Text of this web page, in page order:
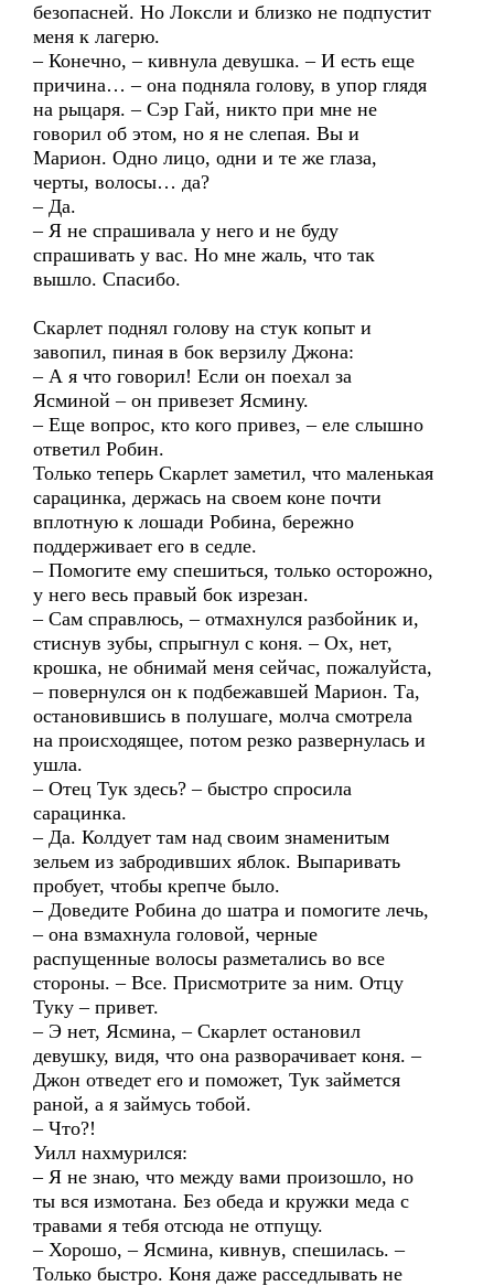
безопасней. Но Локсли и близко не подпустит
меня к лагерю.
– Конечно, – кивнула девушка. – И есть еще
причина… – она подняла голову, в упор глядя
на рыцаря. – Сэр Гай, никто при мне не
говорил об этом, но я не слепая. Вы и
Марион. Одно лицо, одни и те же глаза,
черты, волосы… да?
– Да.
– Я не спрашивала у него и не буду
спрашивать у вас. Но мне жаль, что так
вышло. Спасибо.
Скарлет поднял голову на стук копыт и
завопил, пиная в бок верзилу Джона:
– А я что говорил! Если он поехал за
Ясминой – он привезет Ясмину.
– Еще вопрос, кто кого привез, – еле слышно
ответил Робин.
Только теперь Скарлет заметил, что маленькая
сарацинка, держась на своем коне почти
вплотную к лошади Робина, бережно
поддерживает его в седле.
– Помогите ему спешиться, только осторожно,
у него весь правый бок изрезан.
– Сам справлюсь, – отмахнулся разбойник и,
стиснув зубы, спрыгнул с коня. – Ох, нет,
крошка, не обнимай меня сейчас, пожалуйста,
– повернулся он к подбежавшей Марион. Та,
остановившись в полушаге, молча смотрела
на происходящее, потом резко развернулась и
ушла.
– Отец Тук здесь? – быстро спросила
сарацинка.
– Да. Колдует там над своим знаменитым
зельем из забродивших яблок. Выпаривать
пробует, чтобы крепче было.
– Доведите Робина до шатра и помогите лечь,
– она взмахнула головой, черные
распущенные волосы разметались во все
стороны. – Все. Присмотрите за ним. Отцу
Туку – привет.
– Э нет, Ясмина, – Скарлет остановил
девушку, видя, что она разворачивает коня. –
Джон отведет его и поможет, Тук займется
раной, а я займусь тобой.
– Что?!
Уилл нахмурился:
– Я не знаю, что между вами произошло, но
ты вся измотана. Без обеда и кружки меда с
травами я тебя отсюда не отпущу.
– Хорошо, – Ясмина, кивнув, спешилась. –
Только быстро. Коня даже расседлывать не